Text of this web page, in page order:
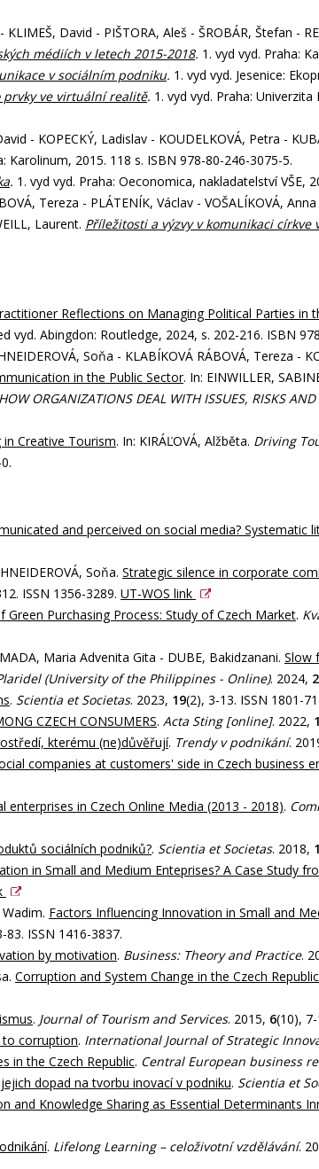
David - PIŠTORA, Aleš - ŠROBÁR, Štefan -
médiích v letech 2015-2018. 1. vyd vyd. Praha:
v sociálním podniku. 1. vyd vyd. Jesenice:
prvky ve virtuální realitě. 1. vyd vyd. Praha:
- KOPECKÝ, Ladislav - KOUDELKOVÁ, Petra -
Karolinum, 2015. 118 s. ISBN 978-80-246-3075-5.
. 1. vyd vyd. Praha: Oeconomica, nakladatelství VŠE,
Tereza - PLÁTENÍK, Václav - VOŠALÍKOVÁ,
Laurent. Příležitosti a výzvy v komunikaci církve
Reflections on Managing Political Parties in
vyd. Abingdon: Routledge, 2024, s. 202-216. ISBN
Soňa - KLABÍKOVÁ RÁBOVÁ, Tereza -
in the Public Sector. In: EINWILLER,
ORGANIZATIONS DEAL WITH ISSUES, RISKS AND
Creative Tourism. In: KIRÁĽOVÁ, Alžběta. Driving
and perceived on social media? Systematic
Soňa. Strategic silence in corporate
ISSN 1356-3289. UT-WOS link
Green Purchasing Process: Study of Czech Market.
Maria Advenita Gita - DUBE, Bakidzanani. Slow
(University of the Philippines - Online). 2024,
. Scientia et Societas. 2023, 19(2), 3-13. ISSN 1801-
CZECH CONSUMERS. Acta Sting [online]. 2022,
kterému (ne)důvěřují. Trendy v podnikání.
companies at customers' side in Czech business
enterprises in Czech Online Media (2013 - 2018).
sociálních podniků?. Scientia et Societas. 2018,
in Small and Medium Enteprises? A Case Study
Factors Influencing Innovation in Small and
83. ISSN 1416-3837.
by motivation. Business: Theory and Practice.
Corruption and System Change in the Czech
. Journal of Tourism and Services. 2015, 6(10),
to corruption. International Journal of Strategic
in the Czech Republic. Central European business
dopad na tvorbu inovací v podniku. Scientia et
and Knowledge Sharing as Essential Determinants
. Lifelong Learning – celoživotní vzdělávání.